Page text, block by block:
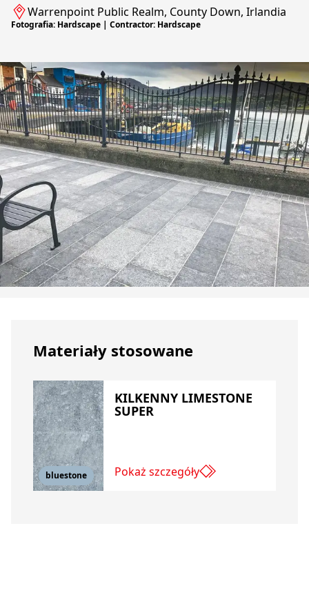
Warrenpoint Public Realm, County Down, Irlandia
Fotografia: Hardscape | Contractor: Hardscape
Materiały stosowane
bluestone
KILKENNY LIMESTONE
SUPER
Pokaż szczegóły